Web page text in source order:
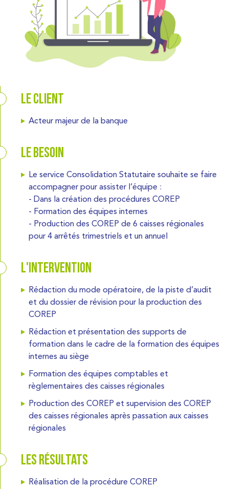
Le client
Acteur majeur de la banque
Le besoin
Le service Consolidation Statutaire souhaite se faire
accompagner pour assister l’équipe :
- Dans la création des procédures COREP
- Formation des équipes internes
- Production des COREP de 6 caisses régionales
pour 4 arrêtés trimestriels et un annuel
L'intervention
Rédaction du mode opératoire, de la piste d’audit
et du dossier de révision pour la production des
COREP
Rédaction et présentation des supports de
formation dans le cadre de la formation des équipes
internes au siège
Formation des équipes comptables et
règlementaires des caisses régionales
Production des COREP et supervision des COREP
des caisses régionales après passation aux caisses
régionales
Les résultats
Réalisation de la procédure COREP